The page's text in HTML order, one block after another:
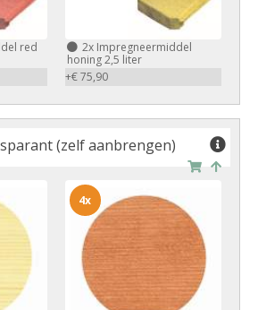
red
2xImpregneermiddel
honing 2,5 liter
+€ 75,90
(zelf aanbrengen)
4x